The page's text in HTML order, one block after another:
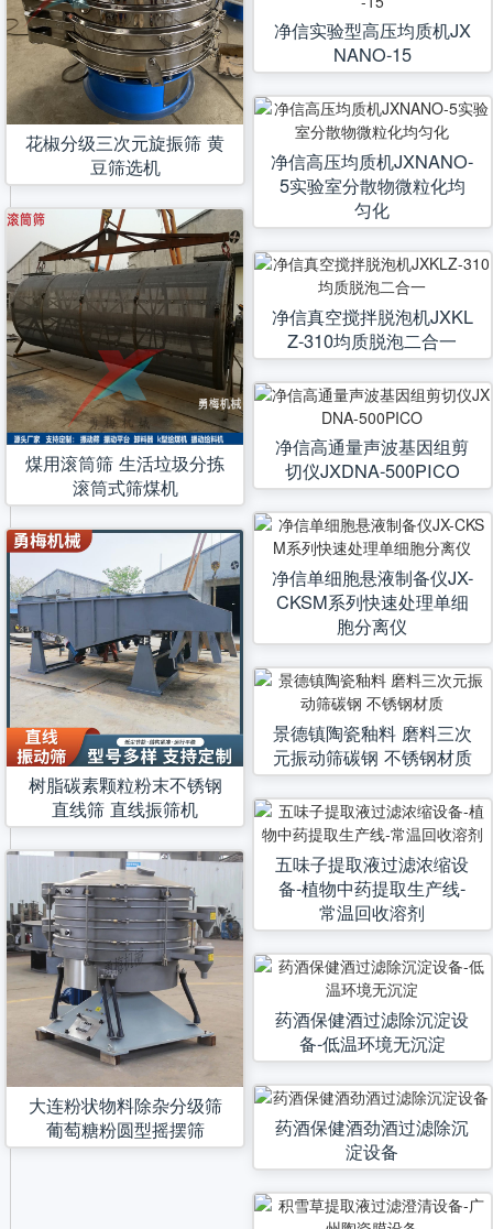
花椒分级三次元旋振筛 黄
豆筛选机
煤用滚筒筛 生活垃圾分拣
滚筒式筛煤机
树脂碳素颗粒粉末不锈钢
直线筛 直线振筛机
大连粉状物料除杂分级筛
葡萄糖粉圆型摇摆筛
净信实验型高压均质机JX
NANO-15
净信高压均质机JXNANO-
5实验室分散物微粒化均
匀化
净信真空搅拌脱泡机JXKL
Z-310均质脱泡二合一
净信高通量声波基因组剪
切仪JXDNA-500PICO
净信单细胞悬液制备仪JX-
CKSM系列快速处理单细
胞分离仪
景德镇陶瓷釉料 磨料三次
元振动筛碳钢 不锈钢材质
五味子提取液过滤浓缩设
备-植物中药提取生产线-
常温回收溶剂
药酒保健酒过滤除沉淀设
备-低温环境无沉淀
药酒保健酒劲酒过滤除沉
淀设备